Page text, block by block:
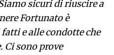
sicuri di riuscire a
Fortunato è
e alle condotte che
Ci sono prove